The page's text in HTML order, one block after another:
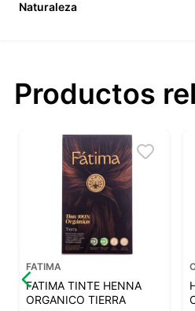
Naturaleza
Productos
FATIMA
FATIMA TINTE HENNA
ORGANICO TIERRA